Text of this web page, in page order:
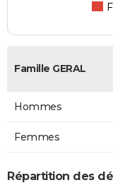
Famille GERAL
Hommes
Femmes
Répartition des